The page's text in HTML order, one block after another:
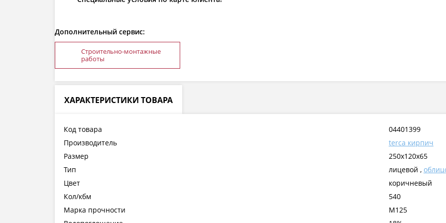
Дополнительный сервис:
Строительно-монтажные
работы
ХАРАКТЕРИСТИКИ ТОВАРА
Код товара
04401399
Производитель
terca кирпич
Размер
250x120x65
Тип
лицевой ,
Цвет
коричневый
Кол/кбм
540
Марка прочности
М125